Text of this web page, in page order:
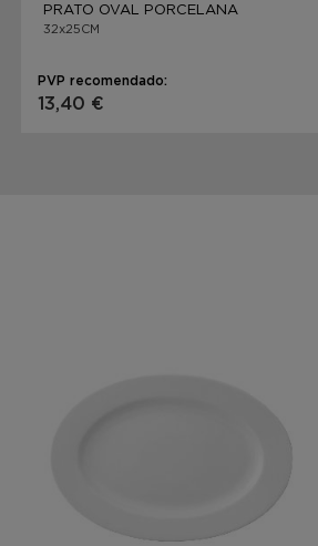
PRATO OVAL PORCELANA
32x25CM
PVP recomendado:
13,40 €